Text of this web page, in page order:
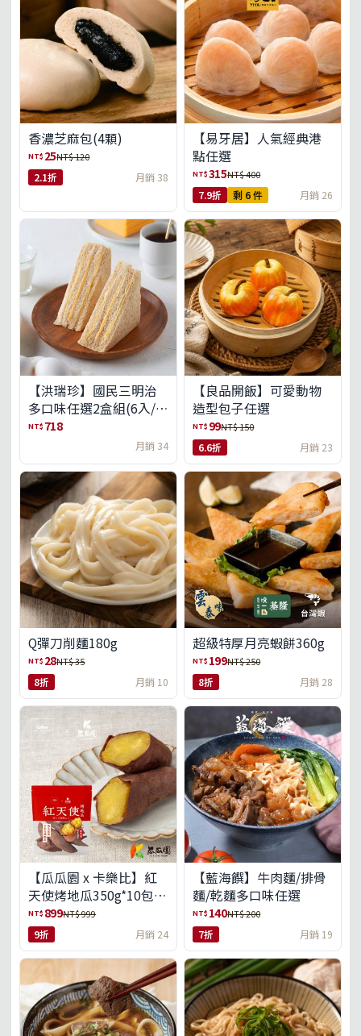
香濃芝麻包(4顆)
NT$ 25NT$ 120
2.1折 月銷 38
【易牙居】人氣經典港
點任選
NT$315NT$ 400
7.9折 剩 6 件 月銷 26
【洪瑞珍】國民三明治
多口味任選2盒組(6入/
盒)(免運)
NT$ 718
月銷 34
【良品開飯】可愛動物
造型包子任選
NT$ 99NT$ 150
6.6折 月銷 23
Q彈刀削麵180g
NT$ 28NT$ 35
8折 月銷 10
超級特厚月亮蝦餅360g
NT$ 199NT$ 250
8折 月銷 28
【瓜瓜園 x 卡樂比】紅
天使烤地瓜350g*10包
(免運組)
NT$ 899NT$ 999
9折 月銷 24
【藍海饌】牛肉麵/排骨
麵/乾麵多口味任選
NT$ 140NT$ 200
7折 月銷 19